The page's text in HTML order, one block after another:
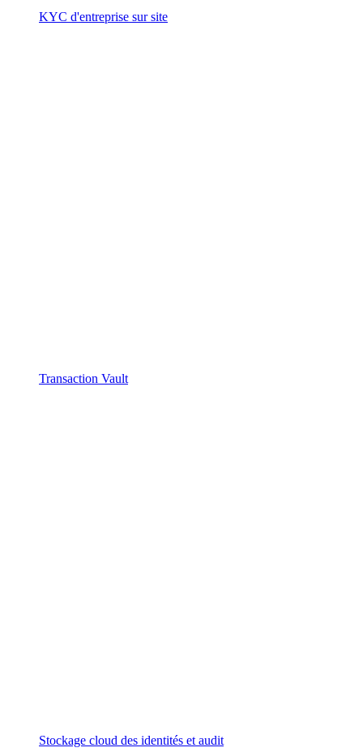
KYC d'entreprise sur site
Transaction Vault
Stockage cloud des identités et audit